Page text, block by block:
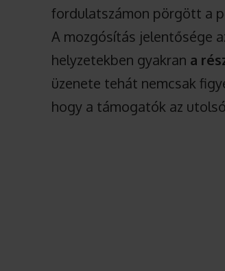
fordulatszámon pörgött a
A mozgósítás jelentősége
helyzetekben gyakran a
üzenete tehát nemcsak
hogy a támogatók az